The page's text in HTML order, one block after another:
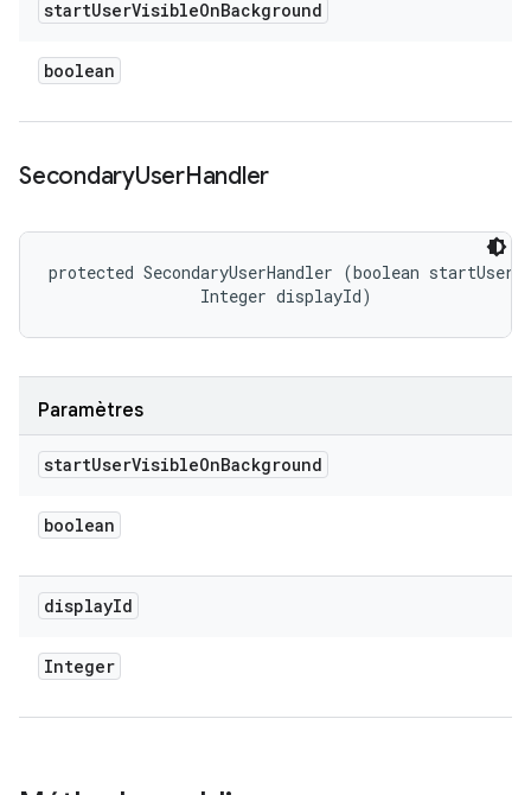
startUserVisibleOnBackground
boolean
SecondaryUserHandler
protected SecondaryUserHandler (boolean
                Integer displayId)
Paramètres
startUserVisibleOnBackground
boolean
displayId
Integer